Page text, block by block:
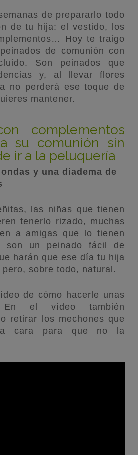
de prepararlo todo
de tu hija: el vestido, los
Hoy te traigo
de comunión con
Son peinados que
y, al llevar flores
no perderá ese toque de
mantener.
complementos
su comunión sin
ir a la peluquería
y una diadema de
las niñas que tienen
tenerlo rizado, muchas
a amigas que lo tienen
son un peinado fácil de
harán que ese día tu hija
sobre todo, natural.
de cómo hacerle unas
el vídeo también
retirar los mechones que
cara para que no la